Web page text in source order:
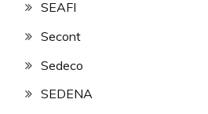
SEAFI
Secont
Sedeco
SEDENA